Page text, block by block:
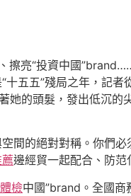
擦亮“投資中國
五五”殘局之年，記者
她的頭髮，發出低沉
間的絕對對稱。你們
邊經貿一起配合、防范
檢中國”brand。全國